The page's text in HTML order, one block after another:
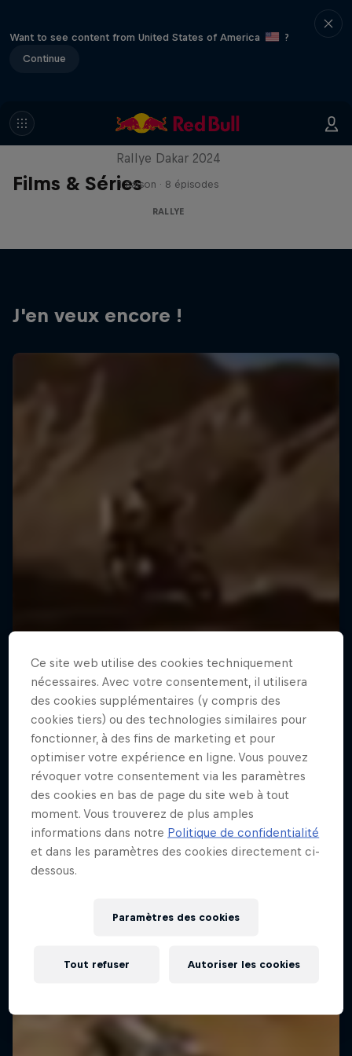
Want to see content from United States of America
?
Continue
Films & Séries
In the Dust
Rallye Dakar 2024
1 Saison · 8 épisodes
RALLYE
J'en veux encore !
Ce site web utilise des cookies techniquement
nécessaires. Avec votre consentement, il utilisera
des cookies supplémentaires (y compris des
cookies tiers) ou des technologies similaires pour
fonctionner, à des fins de marketing et pour
optimiser votre expérience en ligne. Vous pouvez
révoquer votre consentement via les paramètres
des cookies en bas de page du site web à tout
moment. Vous trouverez de plus amples
informations dans notre Politique de confidentialité
et dans les paramètres des cookies directement ci-
dessous.
Paramètres des cookies
Tout refuser Autoriser les cookies